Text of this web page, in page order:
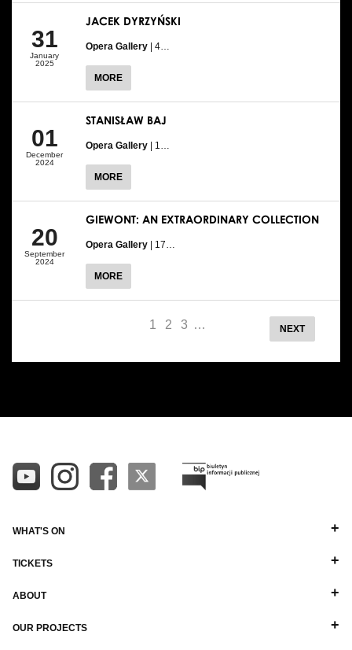
31
January
2025
JACEK DYRZYŃSKI
Opera Gallery | 4…
MORE
01
December
2024
STANISŁAW BAJ
Opera Gallery | 1…
MORE
20
September
2024
GIEWONT: AN EXTRAORDINARY COLLECTION
Opera Gallery | 17…
MORE
1 2 3 … NEXT
WHAT'S ON
TICKETS
ABOUT
OUR PROJECTS